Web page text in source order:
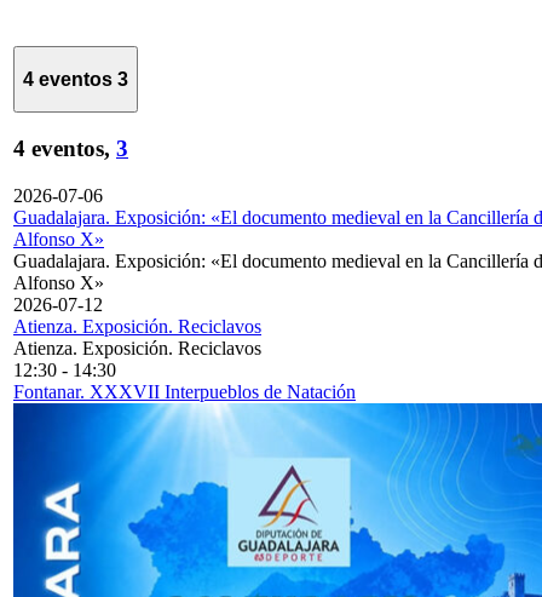
4 eventos 3
4 eventos, 3
2026-07-06
Guadalajara. Exposición: «El documento medieval en la Cancillería
Alfonso X»
Guadalajara. Exposición: «El documento medieval en la Cancillería
Alfonso X»
2026-07-12
Atienza. Exposición. Reciclavos
Atienza. Exposición. Reciclavos
12:30 - 14:30
Fontanar. XXXVII Interpueblos de Natación